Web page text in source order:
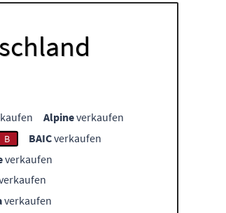
Alpineverkaufen
B BAICverkaufen
verkaufen
verkaufen